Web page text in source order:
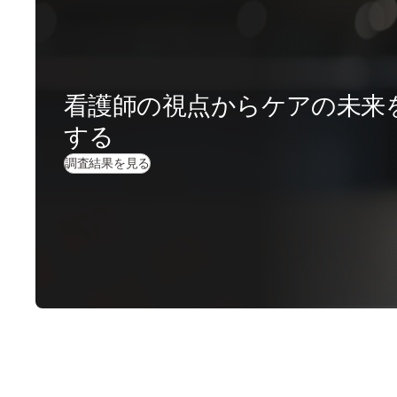
看護師の視点からケアの未来
する
調査結果を見る